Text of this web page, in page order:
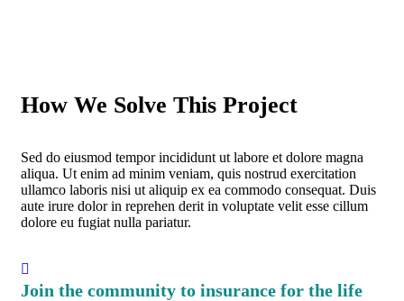
How We Solve This Project
Sed do eiusmod tempor incididunt ut labore et dolore magna
aliqua. Ut enim ad minim veniam, quis nostrud exercitation
ullamco laboris nisi ut aliquip ex ea commodo consequat. Duis
aute irure dolor in reprehen derit in voluptate velit esse cillum
dolore eu fugiat nulla pariatur.
Join the community to insurance for the life